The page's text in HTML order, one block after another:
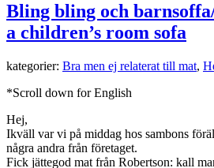
Bling bling och
a children’s room sofa
kategorier: Bra men ej relaterat till mat,
*Scroll down for English
Hej,
Ikväll var vi på middag hos sambons
några andra från företaget.
Fick jättegod mat från Robertson: kall